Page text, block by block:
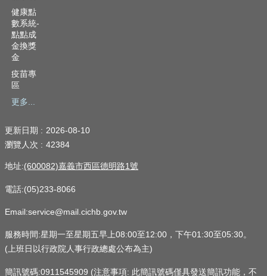
健康點
數系統-
點點成
金換獎
金
疫苗專
區
更多...
更新日期
2026-08-10
瀏覽人次
42384
地址:(600082)嘉義市西區德明路1號
電話:(05)233-8066
Email:service@mail.cichb.gov.tw
服務時間:星期一至星期五早上08:00至12:00，下午01:30至05:30。
(上班日以行政院人事行政總處公布為主)
簡訊號碼:0911545909 (注意事項: 此簡訊號碼僅具發送簡訊功能，不